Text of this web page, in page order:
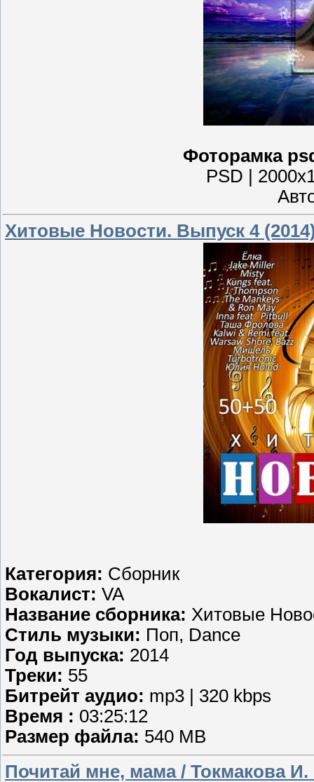
Фоторамка
PSD |
Хитовые Новости. Выпуск 4
Категория: Сборник
Вокалист: VA
Название сборника: Хитовые
Стиль музыки: Поп, Dance
Год выпуска: 2014
Треки: 55
Битрейт аудио: mp3 | 320 kbps
Время : 03:25:12
Размер файла: 540 MB
Почитай мне, мама / Токмакова И.